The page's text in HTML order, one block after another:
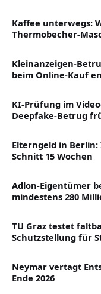
Kaffee unterwegs:
Thermobecher-
Kleinanzeigen-
beim Online-Kauf
KI-Prüfung im
Deepfake-Betrug
Elterngeld in
Schnitt 15 Wochen
Adlon-Eigentümer
mindestens 280
TU Graz testet
Schutzstellung für
Neymar vertagt
Ende 2026